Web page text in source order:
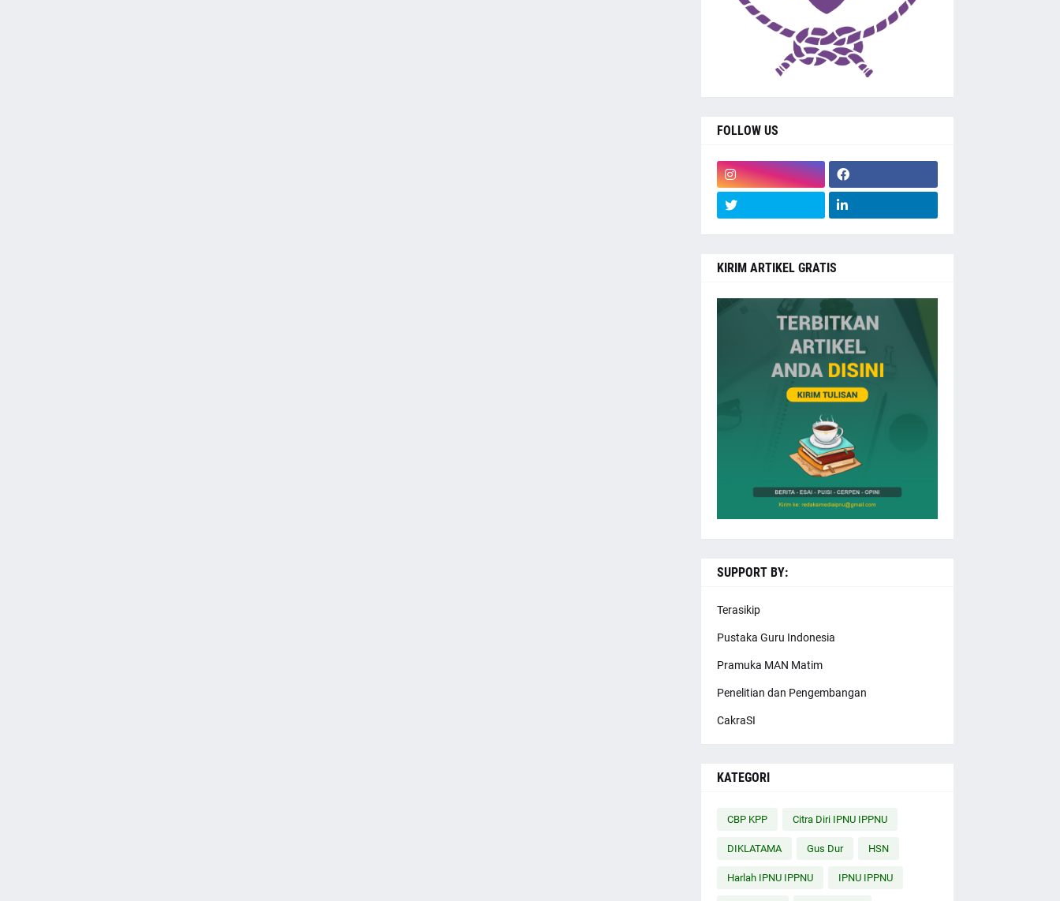
FOLLOW US
KIRIM ARTIKEL GRATIS
SUPPORT BY:
Terasikip
Pustaka Guru Indonesia
Pramuka MAN Matim
Penelitian dan Pengembangan
CakraSI
KATEGORI
CBP KPP Citra Diri IPNU IPPNU
DIKLATAMA Gus Dur HSN
Harlah IPNU IPPNU IPNU IPPNU